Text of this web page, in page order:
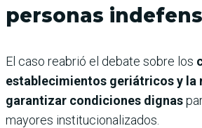
personas
El caso reabrió el debate sobre los
establecimientos geriátricos y la
garantizar condiciones dignas
mayores institucionalizados.